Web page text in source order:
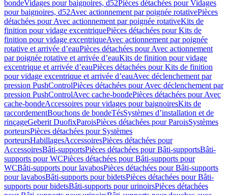
bondeVidages pour baignoires, d52Pièces détachées pour Vidages
pour baignoires, d52Avec actionnement par poignée rotativePièces
détachées pour Avec actionnement par poignée rotativeKits de
finition pour vidage excentriquePièces détachées pour Kits de
finition pour vidage excentriqueAvec actionnement par poignée
rotative et arrivée d’eauPièces détachées pour Avec actionnement
par poignée rotative et arrivée d’eauKits de finition pour vidage
excentrique et arrivée d’eauPièces détachées pour Kits de finition
pour vidage excentrique et arrivée d’eauAvec déclenchement par
pression PushControlPièces détachées pour Avec déclenchement par
pression PushControlAvec cache-bondePièces détachées pour Avec
cache-bondeAccessoires pour vidages pour baignoiresKits de
raccordementBouchons de bondeTésSystèmes d’installation et de
rinçageGeberit DuofixParoisPièces détachées pour ParoisSystèmes
porteursPièces détachées pour Systèmes
porteursHabillagesAccessoiresPièces détachées pour
AccessoiresBâti-supportsPièces détachées pour Bâti-supportsBâti-
supports pour WCPièces détachées pour Bâti-supports pour
WCBâti-supports pour lavabosPièces détachées pour Bâti-supports
pour lavabosBâti-supports pour bidetsPièces détachées pour Bâti-
supports pour bidetsBâti-supports pour urinoirsPièces détachées